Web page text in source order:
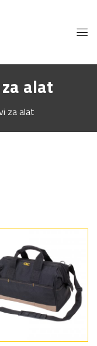
alat
za alat